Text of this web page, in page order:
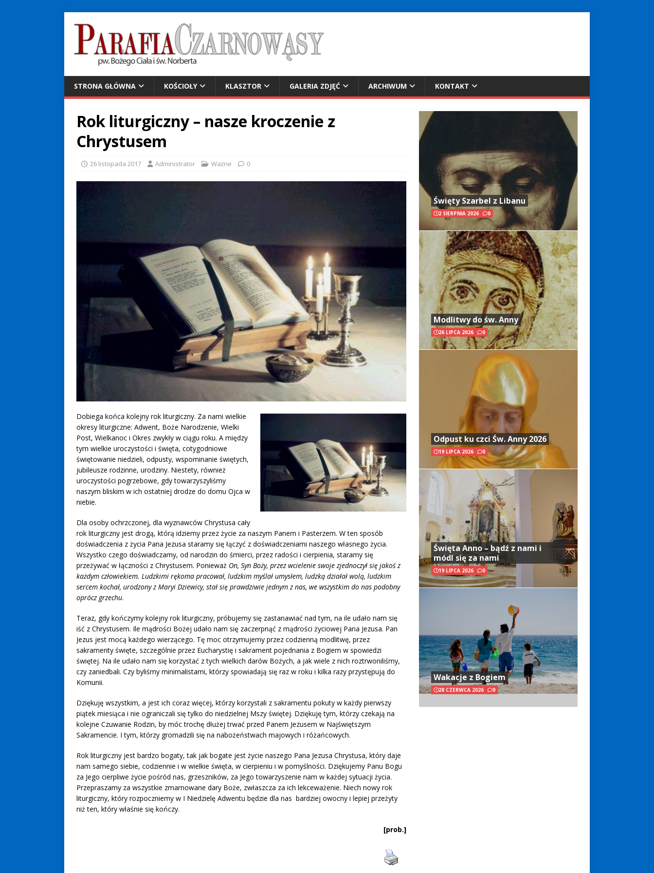
STRONA GŁÓWNA KOŚCIOŁY KLASZTOR GALERIA ZDJĘĆ ARCHIWUM KONTAKT
Rok liturgiczny – nasze kroczenie z
Chrystusem
26 listopada 2017 Administrator Ważne 0
Dobiega końca kolejny rok liturgiczny. Za nami wielkie
okresy liturgiczne: Adwent, Boże Narodzenie, Wielki
Post, Wielkanoc i Okres zwykły w ciągu roku. A między
tym wielkie uroczystości i święta, cotygodniowe
świętowanie niedzieli, odpusty, wspominanie świętych,
jubileusze rodzinne, urodziny. Niestety, również
uroczystości pogrzebowe, gdy towarzyszyliśmy
naszym bliskim w ich ostatniej drodze do domu Ojca w
niebie.
Dla osoby ochrzczonej, dla wyznawców Chrystusa cały
rok liturgiczny jest drogą, którą idziemy przez życie za naszym Panem i Pasterzem. W ten sposób
doświadczenia z życia Pana Jezusa staramy się łączyć z doświadczeniami naszego własnego życia.
Wszystko czego doświadczamy, od narodzin do śmierci, przez radości i cierpienia, staramy się
przeżywać w łączności z Chrystusem. Ponieważ On, Syn Boży, przez wcielenie swoje zjednoczył się jakoś z
każdym człowiekiem. Ludzkimi rękoma pracował, ludzkim myślał umysłem, ludzką działał wolą, ludzkim
sercem kochał, urodzony z Maryi Dziewicy, stał się prawdziwie jednym z nas, we wszystkim do nas podobny
oprócz grzechu.
Teraz, gdy kończymy kolejny rok liturgiczny, próbujemy się zastanawiać nad tym, na ile udało nam się
iść z Chrystusem. Ile mądrości Bożej udało nam się zaczerpnąć z mądrości życiowej Pana Jezusa. Pan
Jezus jest mocą każdego wierzącego. Tę moc otrzymujemy przez codzienną modlitwę, przez
sakramenty święte, szczególnie przez Eucharystię i sakrament pojednania z Bogiem w spowiedzi
świętej. Na ile udało nam się korzystać z tych wielkich darów Bożych, a jak wiele z nich roztrwoniliśmy,
czy zaniedbali. Czy byliśmy minimalistami, którzy spowiadają się raz w roku i kilka razy przystępują do
Komunii.
Dziękuję wszystkim, a jest ich coraz więcej, którzy korzystali z sakramentu pokuty w każdy pierwszy
piątek miesiąca i nie ograniczali się tylko do niedzielnej Mszy świętej. Dziękuję tym, którzy czekają na
kolejne Czuwanie Rodzin, by móc trochę dłużej trwać przed Panem Jezusem w Najświętszym
Sakramencie. I tym, którzy gromadzili się na nabożeństwach majowych i różańcowych.
Rok liturgiczny jest bardzo bogaty, tak jak bogate jest życie naszego Pana Jezusa Chrystusa, który daje
nam samego siebie, codziennie i w wielkie święta, w cierpieniu i w pomyślności. Dziękujemy Panu Bogu
za Jego cierpliwe życie pośród nas, grzeszników, za Jego towarzyszenie nam w każdej sytuacji życia.
Przepraszamy za wszystkie zmarnowane dary Boże, zwłaszcza za ich lekceważenie. Niech nowy rok
liturgiczny, który rozpoczniemy w I Niedzielę Adwentu będzie dla nas bardziej owocny i lepiej przeżyty
niż ten, który właśnie się kończy.
[prob.]
Święty Szarbel z Libanu
2 SIERPNIA 2026 0
Modlitwy do św. Anny
26 LIPCA 2026 0
Odpust ku czci Św. Anny 2026
19 LIPCA 2026 0
Święta Anno – bądź z nami i
módl się za nami
19 LIPCA 2026 0
Wakacje z Bogiem
28 CZERWCA 2026 0